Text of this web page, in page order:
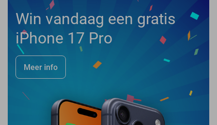
Win vandaag een gratis
iPhone 17 Pro
Meer info